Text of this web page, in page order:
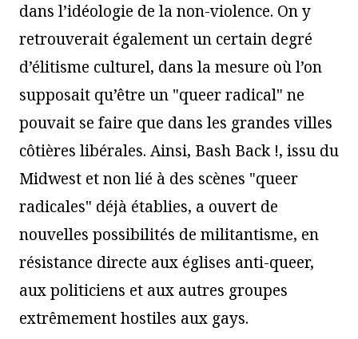
dans l’idéologie de la non-violence. On y
retrouverait également un certain degré
d’élitisme culturel, dans la mesure où l’on
supposait qu’être un "queer radical" ne
pouvait se faire que dans les grandes villes
côtières libérales. Ainsi, Bash Back !, issu du
Midwest et non lié à des scènes "queer
radicales" déjà établies, a ouvert de
nouvelles possibilités de militantisme, en
résistance directe aux églises anti-queer,
aux politiciens et aux autres groupes
extrêmement hostiles aux gays.